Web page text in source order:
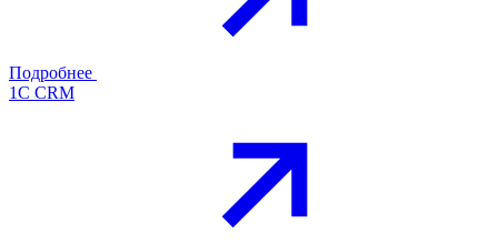
Подробнее
1С CRM